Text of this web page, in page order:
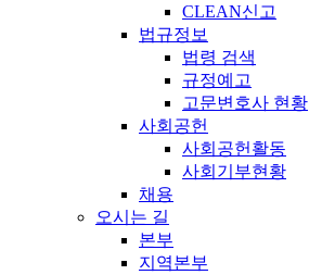
CLEAN신고
법규정보
법령 검색
규정예고
고문변호사 현황
사회공헌
사회공헌활동
사회기부현황
채용
오시는 길
본부
지역본부